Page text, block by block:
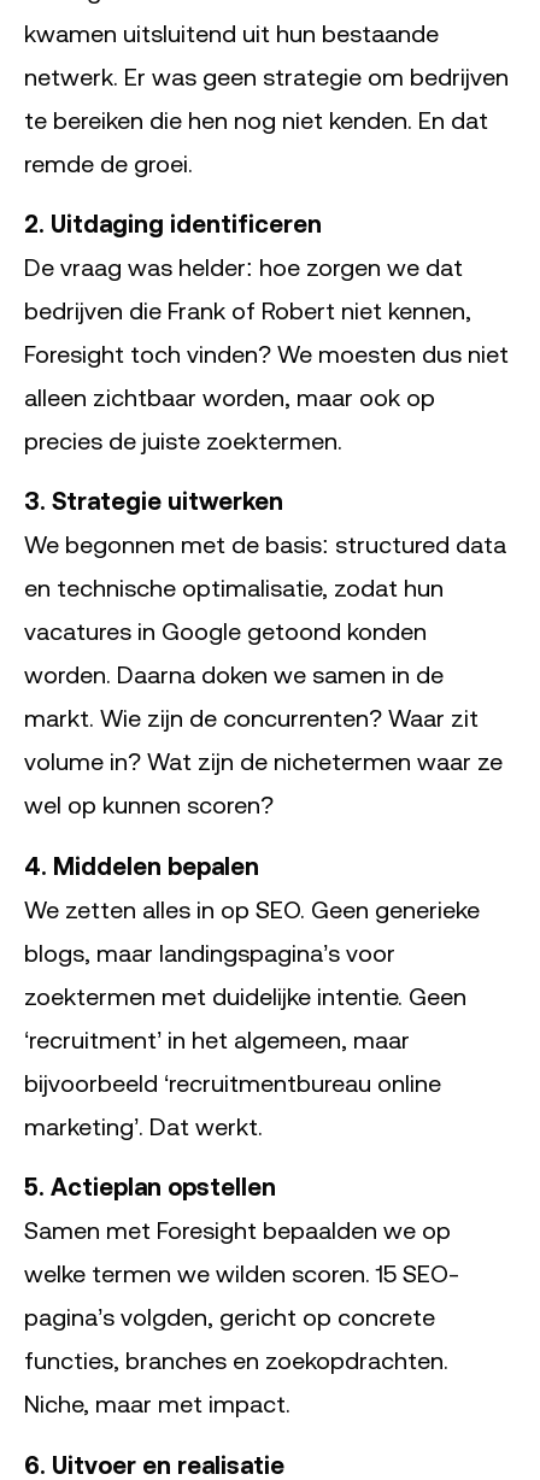
kwamen uitsluitend uit hun bestaande
netwerk. Er was geen strategie om bedrijven
te bereiken die hen nog niet kenden. En dat
remde de groei.
2. Uitdaging identificeren
De vraag was helder: hoe zorgen we dat
bedrijven die Frank of Robert niet kennen,
Foresight toch vinden? We moesten dus niet
alleen zichtbaar worden, maar ook op
precies de juiste zoektermen.
3. Strategie uitwerken
We begonnen met de basis: structured data
en technische optimalisatie, zodat hun
vacatures in Google getoond konden
worden. Daarna doken we samen in de
markt. Wie zijn de concurrenten? Waar zit
volume in? Wat zijn de nichetermen waar ze
wel op kunnen scoren?
4. Middelen bepalen
We zetten alles in op SEO. Geen generieke
blogs, maar landingspagina’s voor
zoektermen met duidelijke intentie. Geen
‘recruitment’ in het algemeen, maar
bijvoorbeeld ‘recruitmentbureau online
marketing’. Dat werkt.
5. Actieplan opstellen
Samen met Foresight bepaalden we op
welke termen we wilden scoren. 15 SEO-
pagina’s volgden, gericht op concrete
functies, branches en zoekopdrachten.
Niche, maar met impact.
6. Uitvoer en realisatie